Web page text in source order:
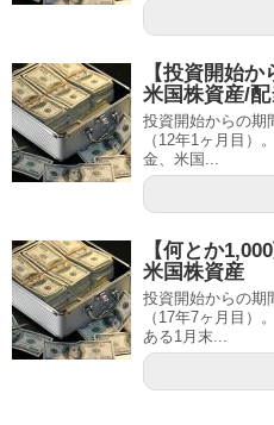
【投資開始
米国株資産/配
投資開始からの期
（12年1ヶ月目）
金、米国...
【何とか
米国株資産
投資開始からの期
（17年7ヶ月目）
ある1月末...